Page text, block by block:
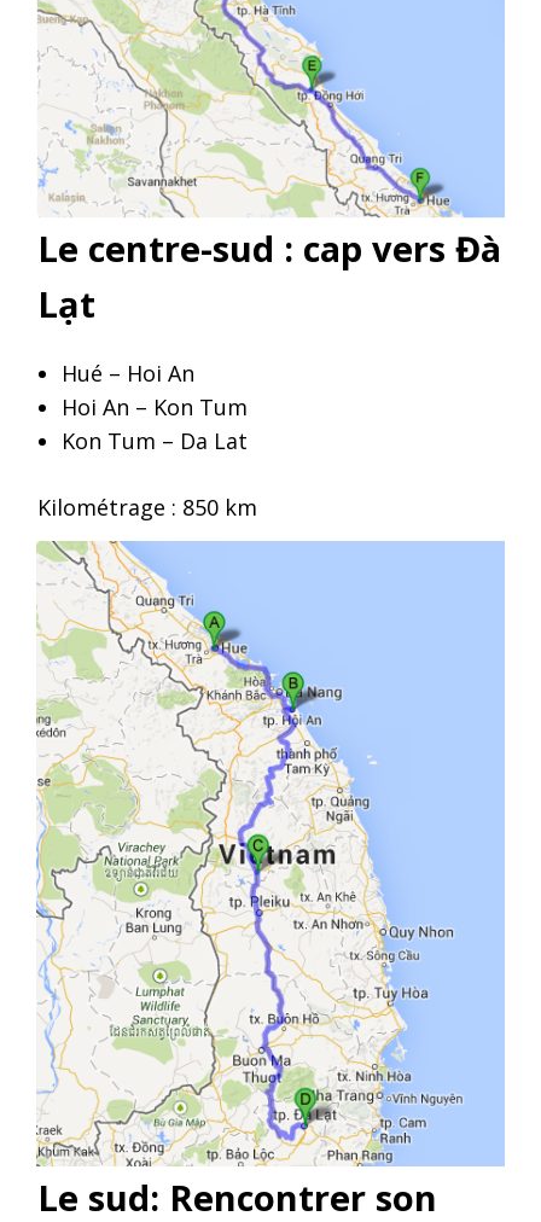
Le centre-sud : cap vers Đà
Lạt
Hué – Hoi An
Hoi An – Kon Tum
Kon Tum – Da Lat
Kilométrage : 850 km
Le sud: Rencontrer son